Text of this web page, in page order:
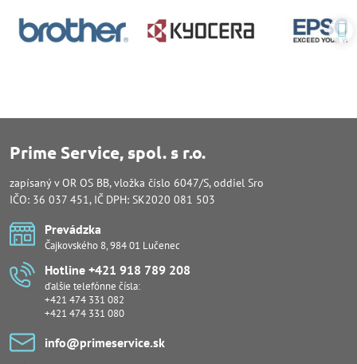
Prime Service, spol. s r.o.
zapísaný v OR OS BB, vložka číslo 6047/S, oddiel Sro
IČO: 36 037 451, IČ DPH: SK2020 081 503
Prevádzka
Čajkovského 8, 984 01 Lučenec
Hotline +421 918 789 208
ďalšie telefónne čísla:
+421 474 331 082
+421 474 331 080
info​@primeservice​.sk